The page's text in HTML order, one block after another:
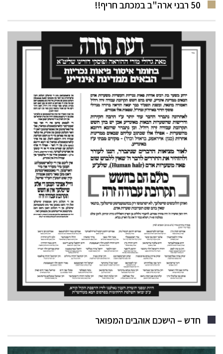
50 רבני ארה"ב במכתב חריף!!
חדש – הישכם אוהבים המפואר